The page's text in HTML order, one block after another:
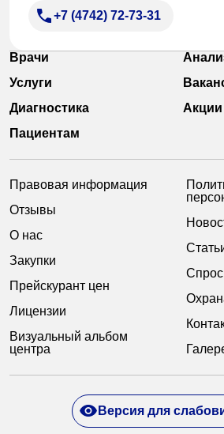
+7 (4742) 72-73-31
Врачи
Услуги
Диагностика
Акции
Пациентам
Правовая информация
Отзывы
О нас
Закупки
Прейскурант цен
Лицензии
Визуальный альбом
центра
Версия для